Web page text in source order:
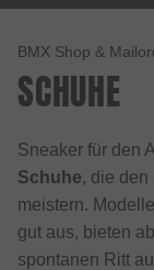
BMX Shop &
SCHUHE
Sneaker für den
Schuhe, die den
meistern.
gut aus, bieten
spontanen Ritt